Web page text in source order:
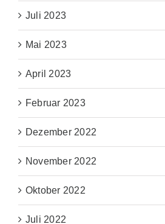
Juli 2023
Mai 2023
April 2023
Februar 2023
Dezember 2022
November 2022
Oktober 2022
Juli 2022